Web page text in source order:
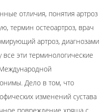
отличия, понятия артроз
термин остеоартроз, врач
артроз, диагнозами
все эти терминологические
Дело в том, что
изменений сустава
повреждение хряща с